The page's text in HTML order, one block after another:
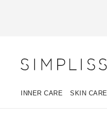
INNER CARE SKIN CARE